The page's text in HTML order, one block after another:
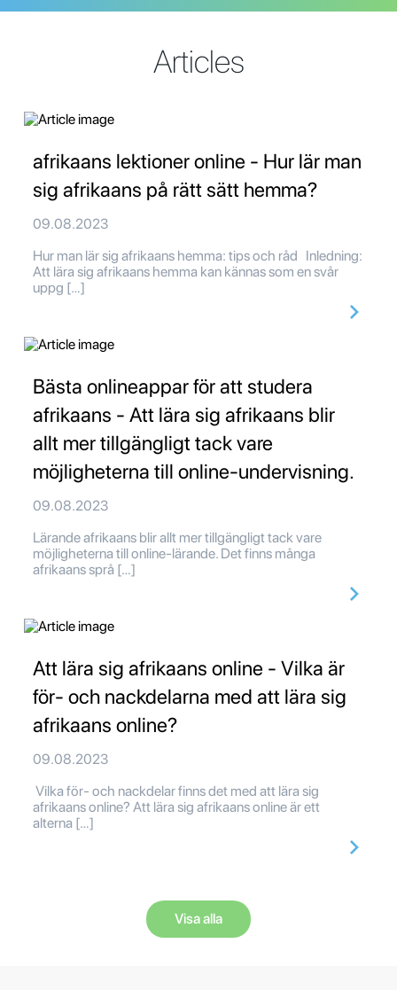
Articles
afrikaans lektioner online - Hur lär man
sig afrikaans på rätt sätt hemma?
09.08.2023
Hur man lär sig afrikaans hemma: tips och råd Inledning:
Att lära sig afrikaans hemma kan kännas som en svår
uppg […]
Bästa onlineappar för att studera
afrikaans - Att lära sig afrikaans blir
allt mer tillgängligt tack vare
möjligheterna till online-undervisning.
09.08.2023
Lärande afrikaans blir allt mer tillgängligt tack vare
möjligheterna till online-lärande. Det finns många
afrikaans språ […]
Att lära sig afrikaans online - Vilka är
för- och nackdelarna med att lära sig
afrikaans online?
09.08.2023
Vilka för- och nackdelar finns det med att lära sig
afrikaans online? Att lära sig afrikaans online är ett
alterna […]
Visa alla